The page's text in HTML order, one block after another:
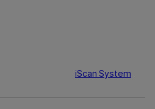
iScan System